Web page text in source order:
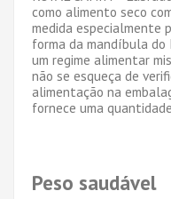
como alimento seco
medida especialmente
forma da mandíbula do
um regime alimentar
não se esqueça de
alimentação na
fornece uma
Peso saudável